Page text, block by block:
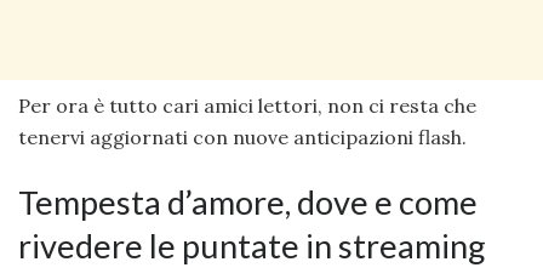
Per ora è tutto cari amici lettori, non ci resta che
tenervi aggiornati con nuove anticipazioni flash.
Tempesta d’amore, dove e come
rivedere le puntate in streaming